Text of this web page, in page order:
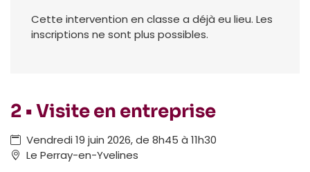
Cette intervention en classe a déjà eu lieu. Les
inscriptions ne sont plus possibles.
2 • Visite en entreprise
Vendredi 19 juin 2026, de 8h45 à 11h30
Le Perray-en-Yvelines